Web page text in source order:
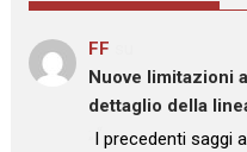
FF
Nuove limitazioni
dettaglio della
: “I precedenti saggi